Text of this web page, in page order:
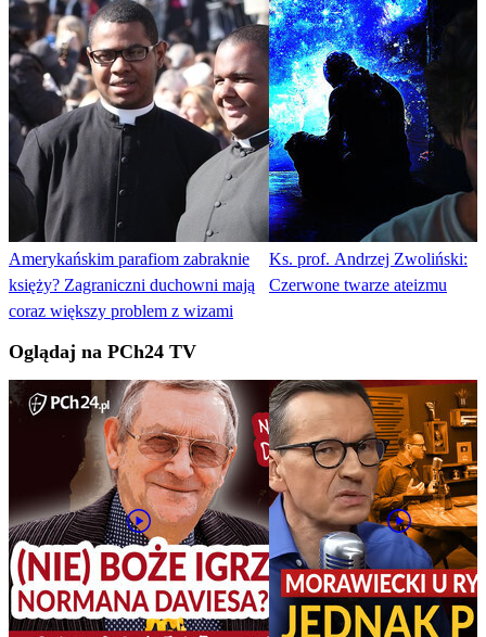
Amerykańskim parafiom zabraknie
księży? Zagraniczni duchowni mają
coraz większy problem z wizami
Ks. prof. Andrzej Zwoliński:
Czerwone twarze ateizmu
Oglądaj na PCh24 TV